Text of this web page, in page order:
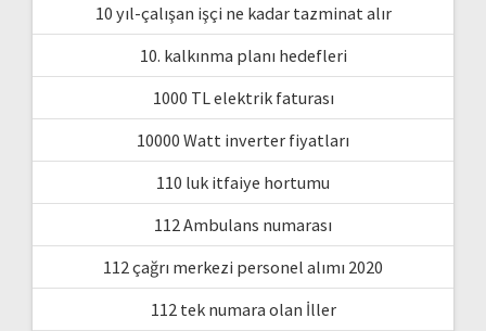
10 yıl-çalışan işçi ne kadar tazminat alır
10. kalkınma planı hedefleri
1000 TL elektrik faturası
10000 Watt inverter fiyatları
110 luk itfaiye hortumu
112 Ambulans numarası
112 çağrı merkezi personel alımı 2020
112 tek numara olan İller